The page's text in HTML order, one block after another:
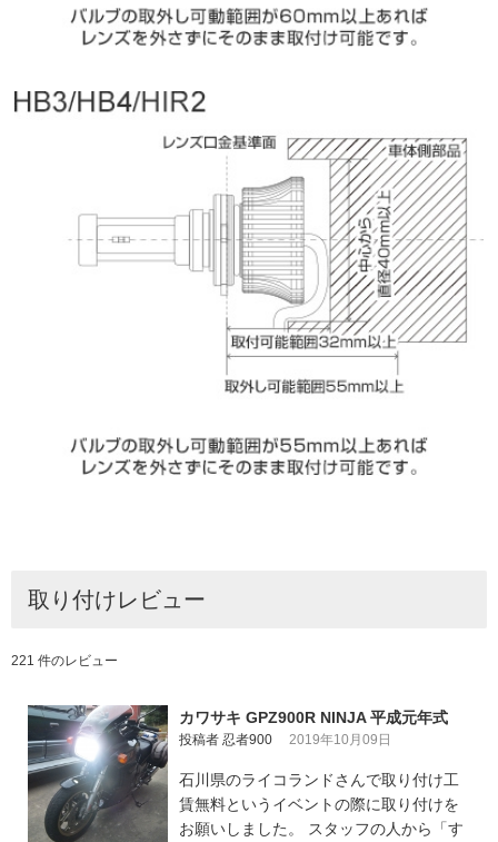
取り付けレビュー
221 件のレビュー
カワサキ GPZ900R NINJA 平成元年式
投稿者 忍者900 2019年10月09日
石川県のライコランドさんで取り付け工
賃無料というイベントの際に取り付けを
お願いしました。 スタッフの人から「す